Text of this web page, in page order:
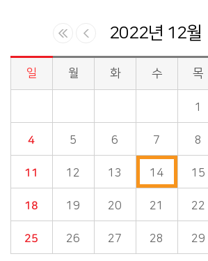
2022년 12월
시정소식>시정 캘린더 게시판의 (2022년 12월) 달력형태로 일정명, 일정내용을 제공합니다.
일 월 화 수 목
1
4 5 6 7 8
11 12 13 14 15
18 19 20 21 22
25 26 27 28 29